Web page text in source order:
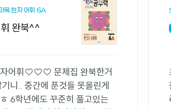
목 한자 어휘 6A
완북^^
자어휘♡♡♡ 문제집 완북한거
니.. 중간에 푼것들 못올린게
6학년에도 꾸준히 풀고있는